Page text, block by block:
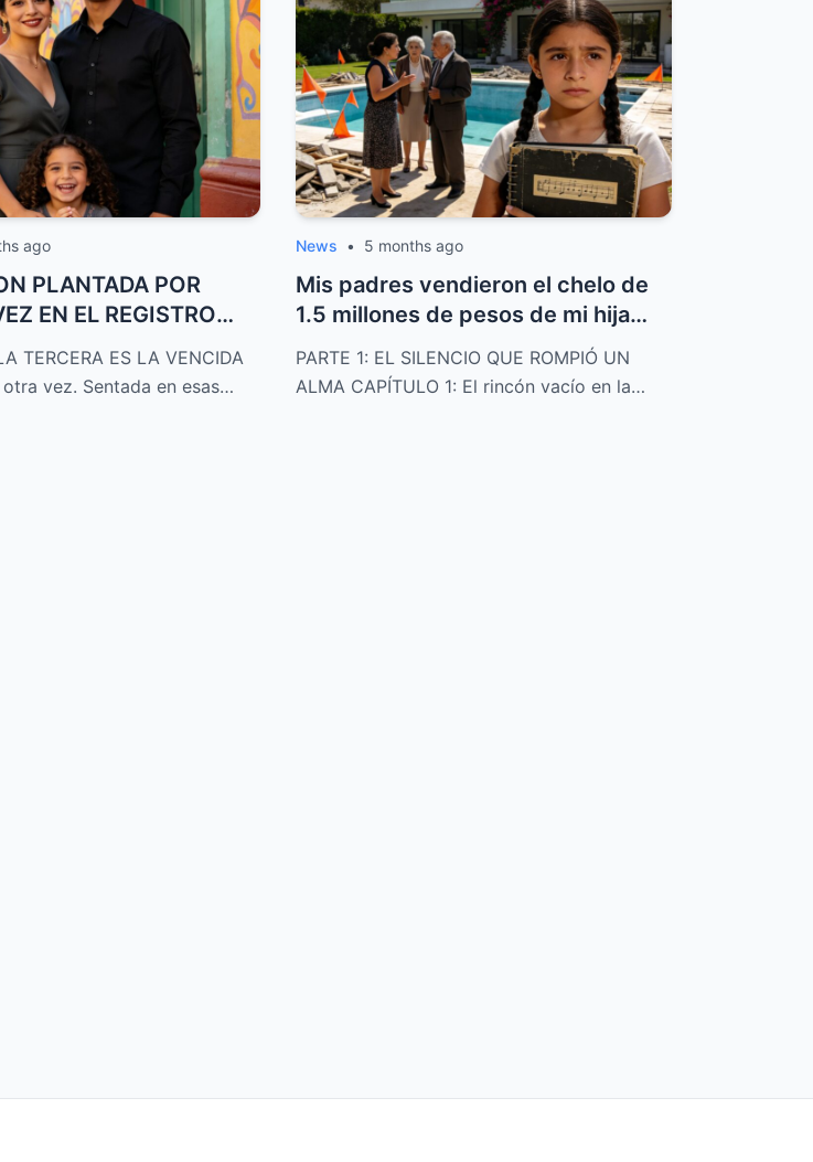
ago
PLANTADA POR
EN EL REGISTRO
VENGAN...
TERCERA ES LA VENCIDA
vez. Sentada en esas…
News • 5 months ago
Mis padres vendieron el chelo de
1.5 millones de pesos de mi hija
para...
PARTE 1: EL SILENCIO QUE ROMPIÓ UN
ALMA CAPÍTULO 1: El rincón vacío en la…